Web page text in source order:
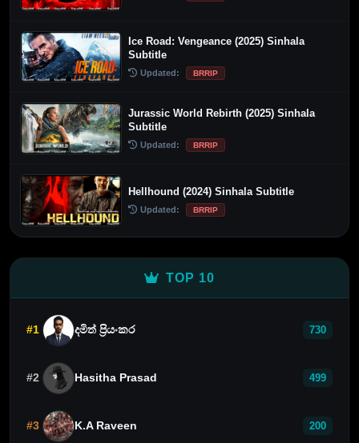
Ice Road: Vengeance (2025) Sinhala
Subtitle
Updated: BRRIP
Jurassic World Rebirth (2025) Sinhala
Subtitle
Updated: BRRIP
Hellhound (2024) Sinhala Subtitle
Updated: BRRIP
TOP 10
#1 දමිත් ප්‍රියංකර 730
#2 Hasitha Prasad 499
#3 K.A Raveen 200